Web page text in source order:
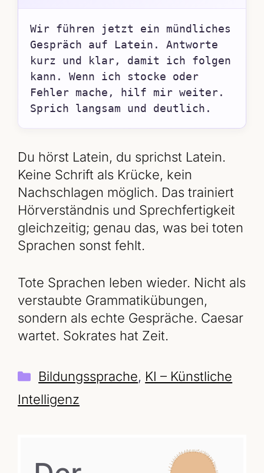
Wir führen jetzt ein mündliches
Gespräch auf Latein. Antworte
kurz und klar, damit ich folgen
kann. Wenn ich stocke oder
Fehler mache, hilf mir weiter.
Sprich langsam und deutlich.
Du hörst Latein, du sprichst Latein.
Keine Schrift als Krücke, kein
Nachschlagen möglich. Das trainiert
Hörverständnis und Sprechfertigkeit
gleichzeitig; genau das, was bei toten
Sprachen sonst fehlt.
Tote Sprachen leben wieder. Nicht als
verstaubte Grammatikübungen,
sondern als echte Gespräche. Caesar
wartet. Sokrates hat Zeit.
Kategorien
Bildungssprache, KI – Künstliche
Intelligenz